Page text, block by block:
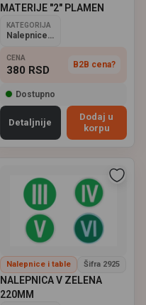
MATERIJE "2" PLAMEN
KATEGORIJA
Nalepnice i table
CENA
380 RSD B2B cena?
Dostupno
Detaljnije
Dodaj u
korpu
Nalepnice i table Šifra 2925
NALEPNICA V ZELENA
220MM